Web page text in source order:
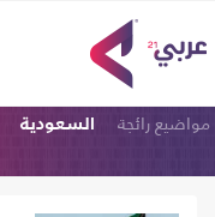
مواضيع رائجة السعودية